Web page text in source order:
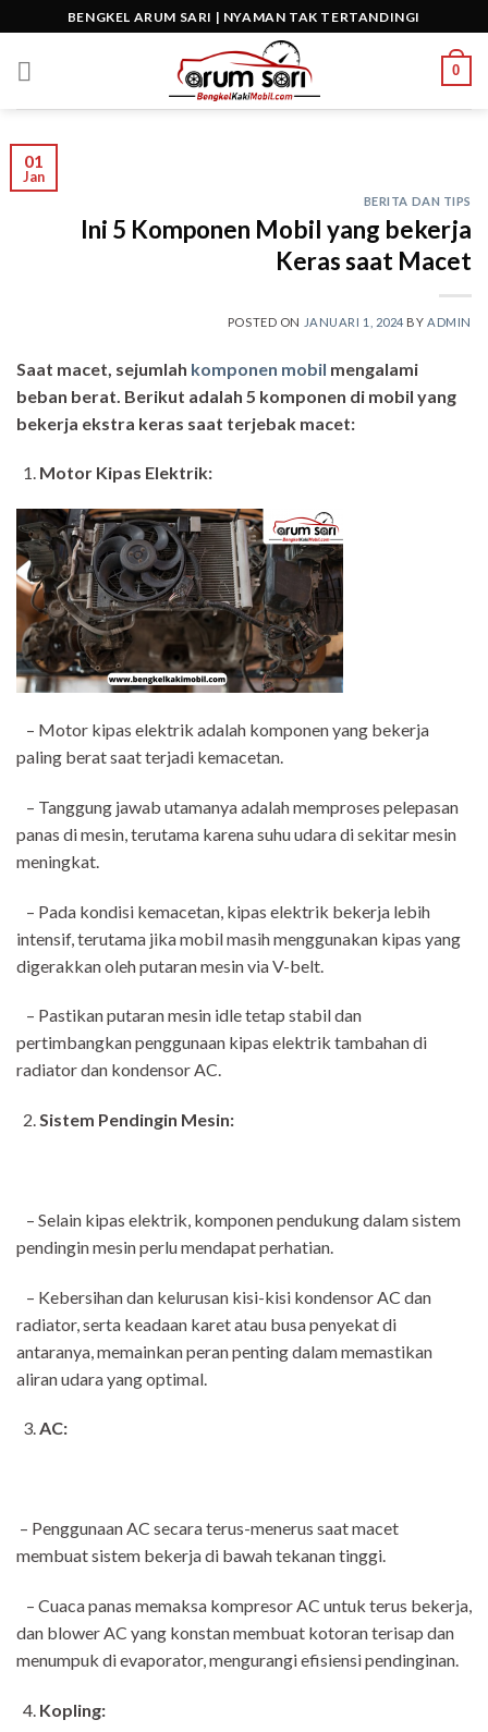
to
content
BENGKEL ARUM SARI | NYAMAN TAK TERTANDINGI
0
01
Jan
BERITA DAN TIPS
Ini 5 Komponen Mobil yang bekerja
Keras saat Macet
POSTED ON JANUARI 1, 2024 BY ADMIN
Saat macet, sejumlah komponen mobil mengalami
beban berat. Berikut adalah 5 komponen di mobil yang
bekerja ekstra keras saat terjebak macet:
Motor Kipas Elektrik:
– Motor kipas elektrik adalah komponen yang bekerja
paling berat saat terjadi kemacetan.
– Tanggung jawab utamanya adalah memproses pelepasan
panas di mesin, terutama karena suhu udara di sekitar mesin
meningkat.
– Pada kondisi kemacetan, kipas elektrik bekerja lebih
intensif, terutama jika mobil masih menggunakan kipas yang
digerakkan oleh putaran mesin via V-belt.
– Pastikan putaran mesin idle tetap stabil dan
pertimbangkan penggunaan kipas elektrik tambahan di
radiator dan kondensor AC.
Sistem Pendingin Mesin:
– Selain kipas elektrik, komponen pendukung dalam sistem
pendingin mesin perlu mendapat perhatian.
– Kebersihan dan kelurusan kisi-kisi kondensor AC dan
radiator, serta keadaan karet atau busa penyekat di
antaranya, memainkan peran penting dalam memastikan
aliran udara yang optimal.
AC:
– Penggunaan AC secara terus-menerus saat macet
membuat sistem bekerja di bawah tekanan tinggi.
– Cuaca panas memaksa kompresor AC untuk terus bekerja,
dan blower AC yang konstan membuat kotoran terisap dan
menumpuk di evaporator, mengurangi efisiensi pendinginan.
Kopling: